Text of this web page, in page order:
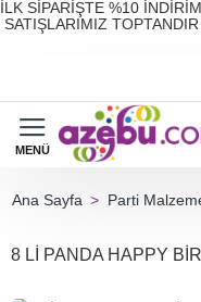
İLK SİPARİŞTE %10
SATIŞLARIMIZ
Parti
8 Lİ PANDA HAPPY